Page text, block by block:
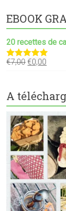
EBOOK
20 recettes de
Note5.00
€7,00 €0,00
A